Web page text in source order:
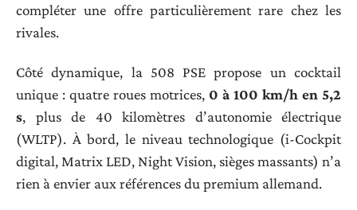
compléter une offre particulièrement rare chez les
rivales.
Côté dynamique, la 508 PSE propose un cocktail
unique : quatre roues motrices, 0 à 100 km/h en 5,2
s, plus de 40 kilomètres d’autonomie électrique
(WLTP). À bord, le niveau technologique (i-Cockpit
digital, Matrix LED, Night Vision, sièges massants) n’a
rien à envier aux références du premium allemand.